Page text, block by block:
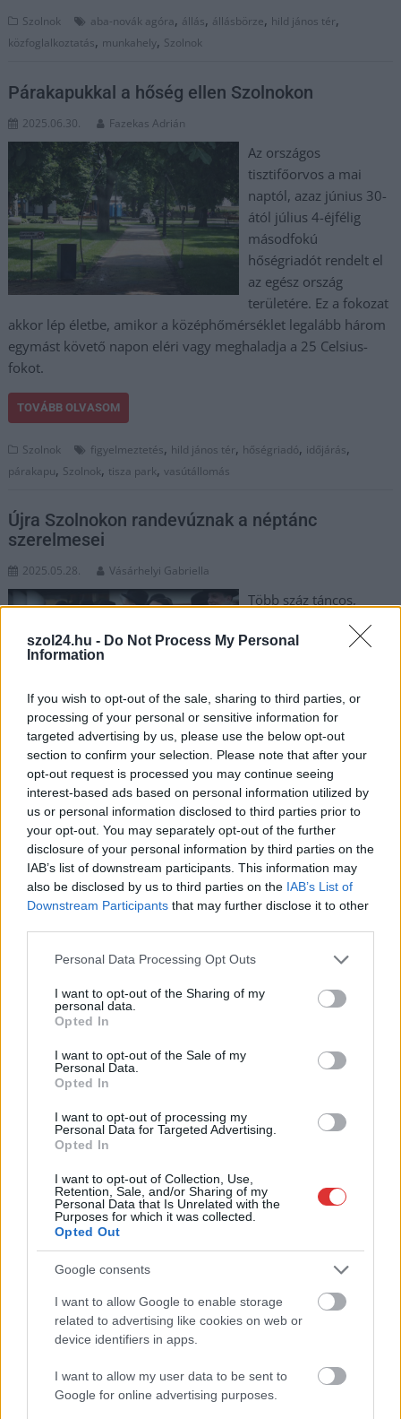
szol24.hu - Do Not Process My Personal
Information
If you wish to opt-out of the sale, sharing to third parties, or
processing of your personal or sensitive information for
targeted advertising by us, please use the below opt-out
section to confirm your selection. Please note that after your
opt-out request is processed you may continue seeing
interest-based ads based on personal information utilized by
us or personal information disclosed to third parties prior to
your opt-out. You may separately opt-out of the further
disclosure of your personal information by third parties on the
IAB’s list of downstream participants. This information may
also be disclosed by us to third parties on the IAB’s List of
Downstream Participants that may further disclose it to other
Please note that this website/app uses one or more Google
not limited to your visit or usage behaviour. You may click to
grant or deny consent to Google and its third-party tags to
use your data for below specified purposes in below Google
consent section.
Personal Data Processing Opt Outs
I want to opt-out of the Sharing of my
personal data.
Opted In
I want to opt-out of the Sale of my
Personal Data.
Opted In
I want to opt-out of processing my
Personal Data for Targeted Advertising.
Opted In
I want to opt-out of Collection, Use,
Retention, Sale, and/or Sharing of my
Personal Data that Is Unrelated with the
Purposes for which it was collected.
Opted Out
Google consents
I want to allow Google to enable storage
related to advertising like cookies on web or
device identifiers in apps.
I want to allow my user data to be sent to
Google for online advertising purposes.
Szolnok aba-novák agóra, állás, állásbörze, hild jános tér,
közfoglalkoztatás, munkahely, Szolnok
Párakapukkal a hőség ellen Szolnokon
2025.06.30. Fazekas Adrián
Az országos
tisztifőorvos a mai
naptól, azaz június 30-
ától július 4-éjfélig
másodfokú
hőségriadót rendelt el
az egész ország
területére. Ez a fokozat
akkor lép életbe, amikor a középhőmérséklet legalább három
egymást követő napon eléri vagy meghaladja a 25 Celsius-
fokot.
TOVÁBB OLVASOM
Szolnok figyelmeztetés, hild jános tér, hőségriadó, időjárás,
párakapu, Szolnok, tisza park,vasútállomás
Újra Szolnokon randevúznak a néptánc
szerelmesei
2025.05.28. Vásárhelyi Gabriella
Több száz táncos,
zenész, koreográfus és
néptáncrajongó érkezik
között, hogy részt
vegyen a 27. Szolnoki
Országos
Néptáncfesztiválon. A háromnapos esemény célja – a korábbi
hagyományokat folytatva – hogy művészeti fórumot
biztosítson a hazai néptáncegyüttesek és alkotók számára,
valamint ösztönözze új produkciók létrejöttét.
TOVÁBB OLVASOM
Hétvégén ismét vásári forgatag vár minket
Szolnokon
Vasárnap délelőtt a
megtelik élettel és a
Helyi Termékek
TOVÁBB OLVASOM
Szolnok aba-novák agóra
, , , ,
Kézműves és gasztronómiai élmények a
szolnoki Helyi Termékek Vásárán
November 10-én,